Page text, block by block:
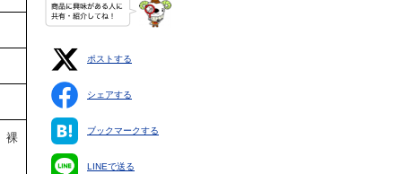
裸
ポストする
シェアする
ブックマークする
LINEで送る